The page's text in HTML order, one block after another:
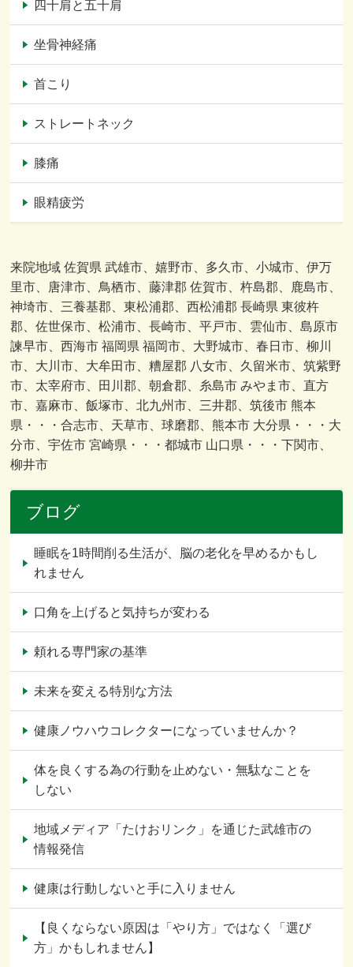
四十肩と五十肩
坐骨神経痛
首こり
ストレートネック
膝痛
眼精疲労
来院地域 佐賀県 武雄市、嬉野市、多久市、小城市、伊万
里市、唐津市、鳥栖市、藤津郡 佐賀市、杵島郡、鹿島市、
神埼市、三養基郡、東松浦郡、西松浦郡 長崎県 東彼杵
郡、佐世保市、松浦市、長崎市、平戸市、雲仙市、島原市
諫早市、西海市 福岡県 福岡市、大野城市、春日市、柳川
市、大川市、大牟田市、糟屋郡 八女市、久留米市、筑紫野
市、太宰府市、田川郡、朝倉郡、糸島市 みやま市、直方
市、嘉麻市、飯塚市、北九州市、三井郡、筑後市 熊本
県・・・合志市、天草市、球磨郡、熊本市 大分県・・・大
分市、宇佐市 宮崎県・・・都城市 山口県・・・下関市、
柳井市
ブログ
睡眠を1時間削る生活が、脳の老化を早めるかもし
れません
口角を上げると気持ちが変わる
頼れる専門家の基準
未来を変える特別な方法
健康ノウハウコレクターになっていませんか？
体を良くする為の行動を止めない・無駄なことを
しない
地域メディア「たけおリンク」を通じた武雄市の
情報発信
健康は行動しないと手に入りません
【良くならない原因は「やり方」ではなく「選び
方」かもしれません】